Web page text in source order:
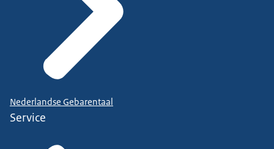
Nederlandse Gebarentaal
Service